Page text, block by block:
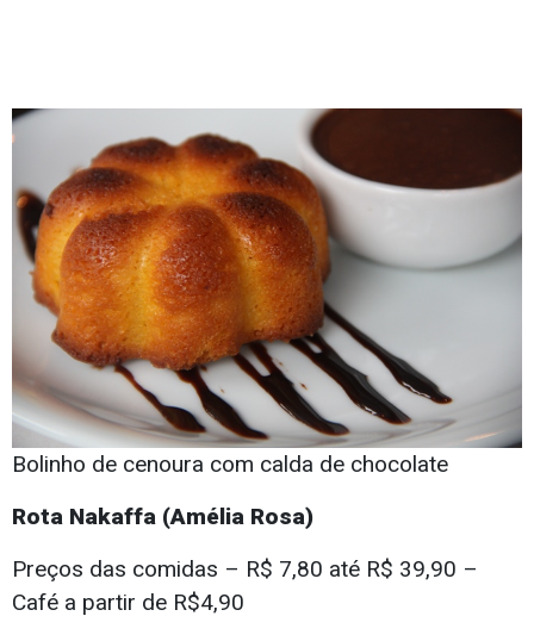
Bolinho de cenoura com calda de chocolate
Rota Nakaffa (Amélia Rosa)
Preços das comidas – R$ 7,80 até R$ 39,90 –
Café a partir de R$4,90